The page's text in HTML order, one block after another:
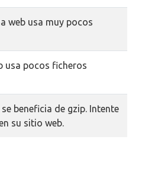
web usa muy pocos
usa pocos ficheros
beneficia de gzip. Intente
su sitio web.